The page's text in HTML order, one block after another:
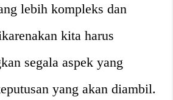
lebih kompleks dan
kita harus
segala aspek yang
yang akan diambil.